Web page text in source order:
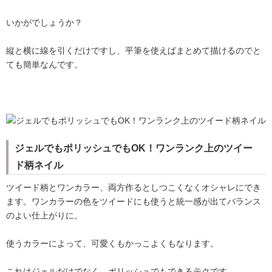
いかがでしょうか？
縦と横に線を引くだけですし、平筆を使えばまとめて描けるのでと
ても簡単なんです。
ジェルでもポリッシュでもOK！ワンランク上のツイー
ド柄ネイル
ツイード柄とワンカラー、両方作るとしつこくなくオシャレにでき
ます。ワンカラーの色をツイードにも使うと統一感が出てバランス
のよい仕上がりに。
使うカラーによって、可愛くもかっこよくもなります。